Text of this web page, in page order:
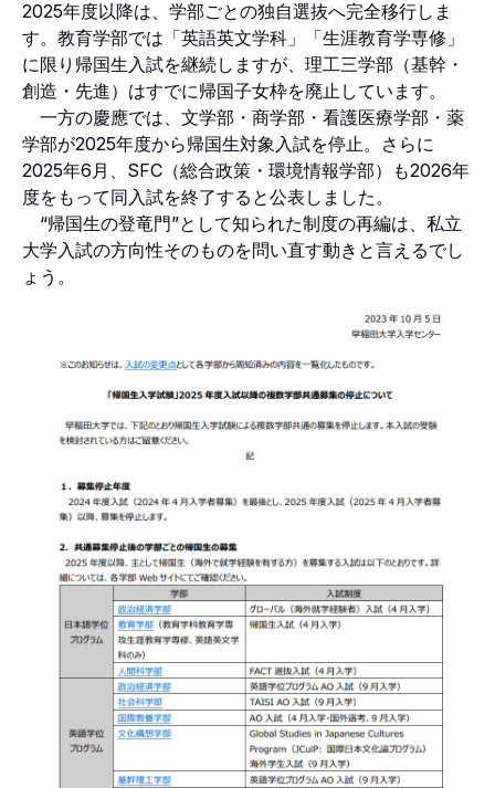
2025年度以降は、学部ごとの独自選抜へ完全移行しま
す。教育学部では「英語英文学科」「生涯教育学専修」
に限り帰国生入試を継続しますが、理工三学部（基幹・
創造・先進）はすでに帰国子女枠を廃止しています。
一方の慶應では、文学部・商学部・看護医療学部・薬
学部が2025年度から帰国生対象入試を停止。さらに
2025年6月、SFC（総合政策・環境情報学部）も2026年
度をもって同入試を終了すると公表しました。
“帰国生の登竜門”として知られた制度の再編は、私立
大学入試の方向性そのものを問い直す動きと言えるでし
ょう。